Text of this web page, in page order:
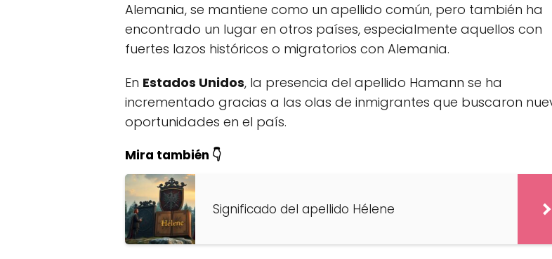
Alemania, se mantiene como un apellido común, pero también ha
encontrado un lugar en otros países, especialmente aquellos con
fuertes lazos históricos o migratorios con Alemania.
En Estados Unidos, la presencia del apellido Hamann se ha
incrementado gracias a las olas de inmigrantes que buscaron
oportunidades en el país.
Mira también 👇
Significado del apellido Hélene